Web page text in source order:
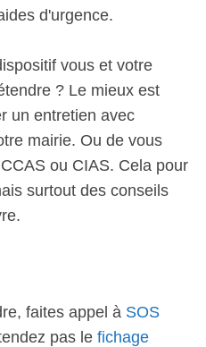
d'urgence.
vous et votre
? Le mieux est
un entretien avec
mairie. Ou de vous
ou CIAS. Cela pour
surtout des conseils
faites appel à SOS
pas le fichage